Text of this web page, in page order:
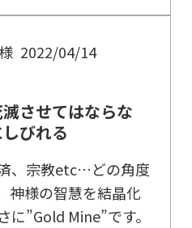
2022/04/14
させてはならな
びれる
、宗教etc…どの角度
神様の智慧を結晶化
に”Gold Mine”です。